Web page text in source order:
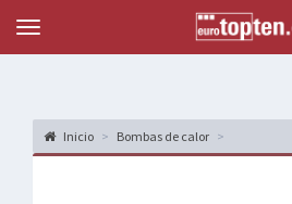
Topten
Menu
Inicio Bombas de calor